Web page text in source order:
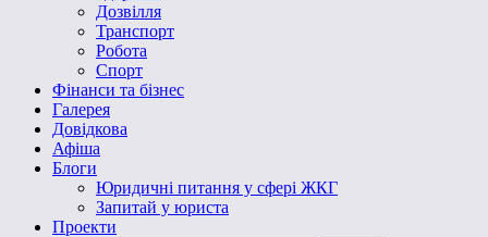
Дозвілля
Транспорт
Робота
Спорт
Фінанси та бізнес
Галерея
Довідкова
Афіша
Блоги
Юридичні питання у сфері ЖКГ
Запитай у юриста
Проекти